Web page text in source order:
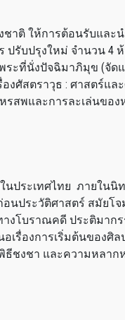
าติ ให้การต้อนรับและ
รับปรุงใหม่ จำนวน 4
ะที่นั่งปัจฉิมาภิมุข (จัดแ
งศัสตราวุธ : ศาสตร์แล
สพและการละเล่นของ
ประเทศไทย ภายในนิ
นประวัติศาสตร์ สมัยโจ
งโบราณคดี ประติมาก
รื่องการเริ่มต้นของศิ
ธีชงชา และความหลาก